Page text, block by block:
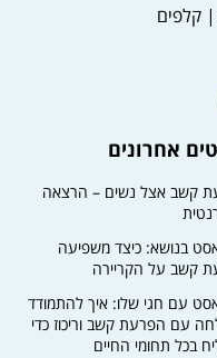
קלפים
אחרונים
קשב אצל נשים – הרצאה
בנושא: כיצד משפיעה
קשב על הקריירה​
עם חגי שלו: איך להתמודד
עם הפרעת קשב וריכוז כדי
בכל תחומי החיים